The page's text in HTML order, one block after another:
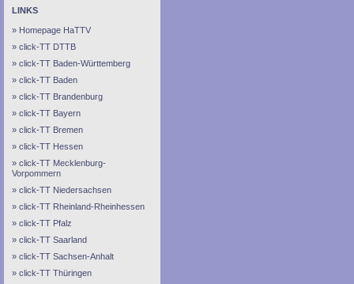
LINKS
Homepage HaTTV
click-TT DTTB
click-TT Baden-Württemberg
click-TT Baden
click-TT Brandenburg
click-TT Bayern
click-TT Bremen
click-TT Hessen
click-TT Mecklenburg-
Vorpommern
click-TT Niedersachsen
click-TT Rheinland-Rheinhessen
click-TT Pfalz
click-TT Saarland
click-TT Sachsen-Anhalt
click-TT Thüringen